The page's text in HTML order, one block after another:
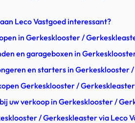
Leco Vastgoed interessant?
in Gerkesklooster /
en garageboxen in
en starters in Gerkesklooster
Gerkesklooster / Gerkeskleaster
uw verkoop in Gerkesklooster /
/ Gerkeskleaster via Leco